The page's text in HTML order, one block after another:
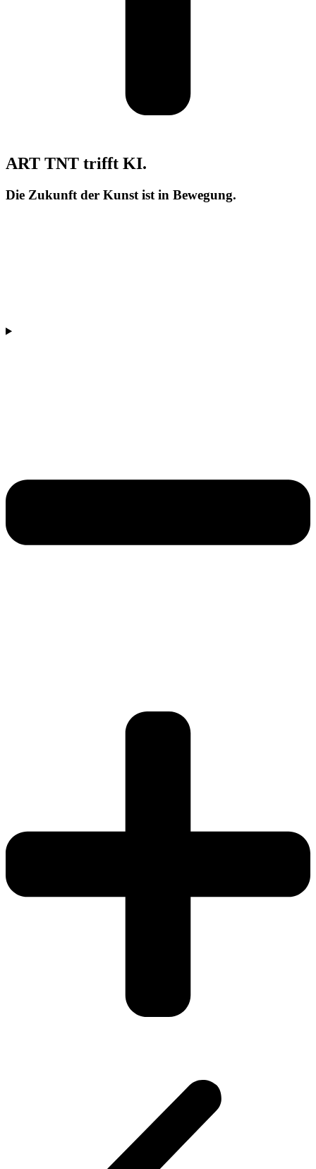
ART TNT trifft KI.
Die Zukunft der Kunst ist in Bewegung.